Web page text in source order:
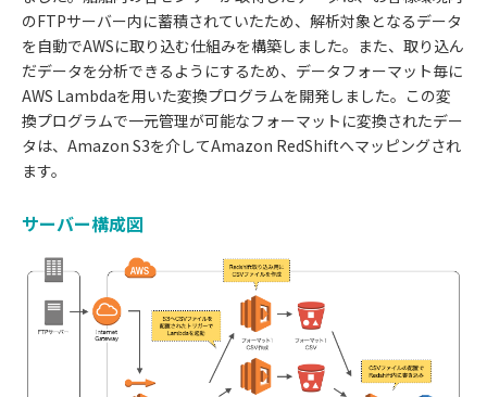
のFTPサーバー内に蓄積されていたため、解析対象となるデータ
を自動でAWSに取り込む仕組みを構築しました。また、取り込ん
だデータを分析できるようにするため、データフォーマット毎に
AWS Lambdaを用いた変換プログラムを開発しました。この変
換プログラムで一元管理が可能なフォーマットに変換されたデー
タは、Amazon S3を介してAmazon RedShiftへマッピングされ
ます。
サーバー構成図